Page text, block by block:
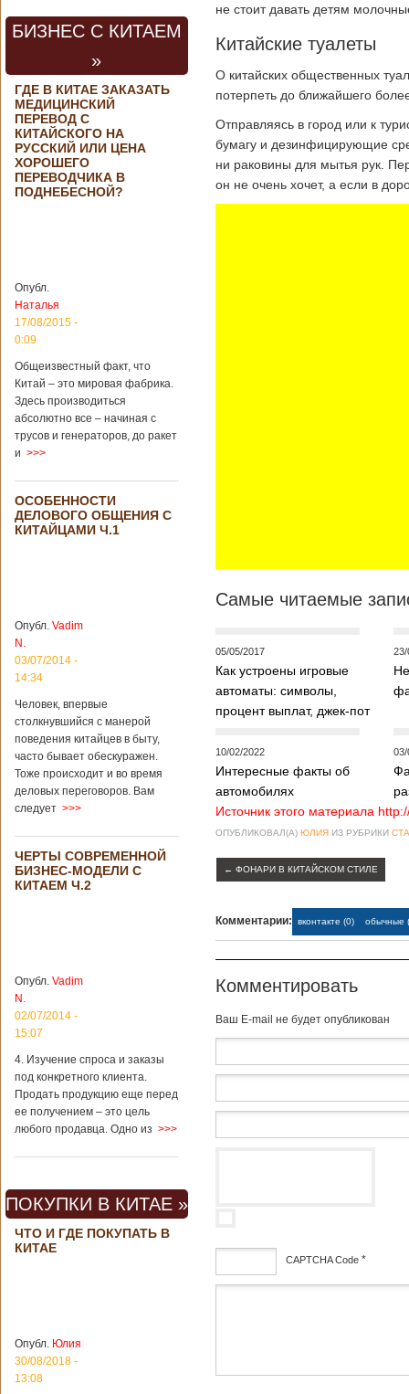
аэрокосмической
выставки Aero
Бангалоре в
Индии. Контракт
между Китаем и
Россией на
разработку,
Подробнее...
Опубликовано
21/02/2019 - 22:26
В Китае найден
древний
Китайским
археологам
обнаружить
крупнейший рудник
по добыче бирюзы
на территории
Уйгурского
автономного
Китая. Об этом
сообщает
агентство Синьхуа,
реликвий. Площадь
участка, на
котором добывали
бирюзу, составляет
квадратных
километров.
Сообщается, что
рудник состоит из
функциональных
Подробнее...
Опубликовано
для туристов
вещи в Китае
Традиции и
образ жизни
жителей Китая
вещах, которые
больше всего
удивляют туристов
в Поднебесной.
в метрополитене В
Пекине или
Шанхае терактов
не было, да и весь
Китай в этом
считается
государством. Но в
метрополитене
Шанхая или
Подробнее...
Опубликовано
родителей
появился их
ребенок. Выносила
малыша
БИЗНЕС С КИТАЕМ
»
ГДЕ В КИТАЕ ЗАКАЗАТЬ
МЕДИЦИНСКИЙ
ПЕРЕВОД С
КИТАЙСКОГО НА
РУССКИЙ ИЛИ ЦЕНА
ХОРОШЕГО
ПЕРЕВОДЧИКА В
ПОДНЕБЕСНОЙ?
Опубл.
Наталья
17/08/2015 -
0:09
Общеизвестный факт, что
Китай – это мировая фабрика.
Здесь производиться
абсолютно все – начиная с
трусов и генераторов, до ракет
и >>>
ОСОБЕННОСТИ
ДЕЛОВОГО ОБЩЕНИЯ С
КИТАЙЦАМИ Ч.1
Опубл. Vadim
N.
03/07/2014 -
14:34
Человек, впервые
столкнувшийся с манерой
поведения китайцев в быту,
часто бывает обескуражен.
Тоже происходит и во время
деловых переговоров. Вам
следует >>>
ЧЕРТЫ СОВРЕМЕННОЙ
БИЗНЕС-МОДЕЛИ С
КИТАЕМ Ч.2
Опубл. Vadim
N.
02/07/2014 -
15:07
4. Изучение спроса и заказы
под конкретного клиента.
Продать продукцию еще перед
ее получением – это цель
любого продавца. Одно из >>>
ПОКУПКИ В КИТАЕ »
ЧТО И ГДЕ ПОКУПАТЬ В
КИТАЕ
Опубл. Юлия
30/08/2018 -
13:08
не стоит давать детям
Китайские туалеты
О китайских общественных
потерпеть до ближайшего
Отправляясь в город или к
бумагу и дезинфицирующие
ни раковины для мытья рук.
он не очень хочет, а если в
Самые читаемые
05/05/2017
Как устроены игровые
автоматы: символы,
процент выплат, джек-пот
23/
10/02/2022
Интересные факты об
автомобилях
03/
Источник этого материала
ОПУБЛИКОВАЛ(А) ЮЛИЯ ИЗ РУБРИКИ
← ФОНАРИ В КИТАЙСКОМ СТИЛЕ
Комментарии: вконтакте (0) обычные
Комментировать
Baш E-mail не будет опубликован
CAPTCHA Code *